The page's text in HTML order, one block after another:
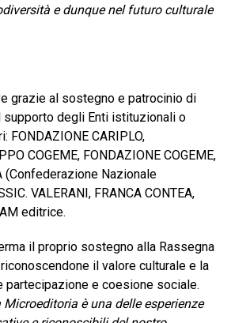
e dunque nel futuro culturale
grazie al sostegno e patrocinio di
supporto degli Enti istituzionali o
FONDAZIONE CARIPLO,
COGEME, FONDAZIONE COGEME,
(Confederazione Nazionale
VALERANI, FRANCA CONTEA,
editrice.
il proprio sostegno alla Rassegna
il valore culturale e la
partecipazione e coesione sociale.
è una delle esperienze